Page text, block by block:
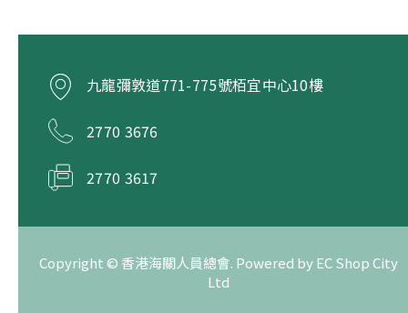
九龍彌敦道771-775號栢宜中心10樓
2770 3676
2770 3617
Copyright © 香港海關人員總會. Powered byEC Shop City
Ltd